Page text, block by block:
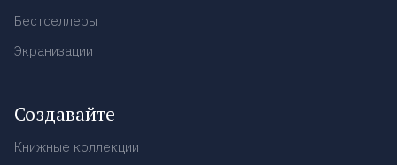
Бестселлеры
Экранизации
Создавайте
Книжные коллекции